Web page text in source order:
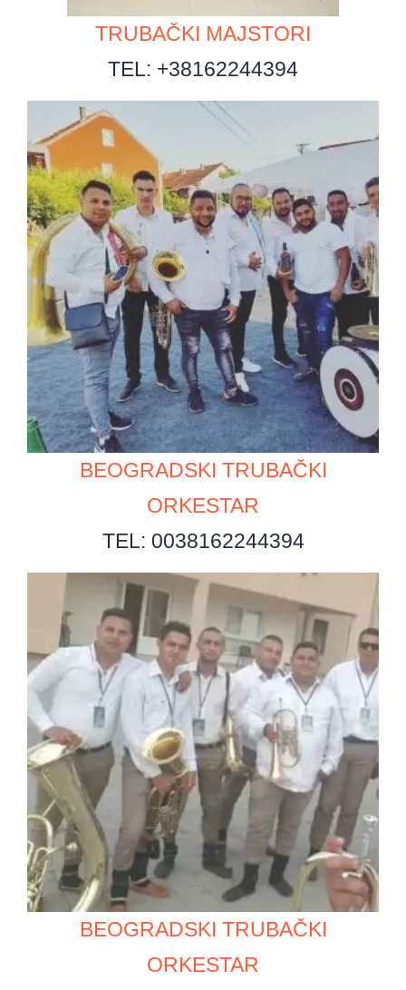
TRUBAČKI MAJSTORI
TEL: +38162244394
BEOGRADSKI TRUBAČKI
ORKESTAR
TEL: 0038162244394
BEOGRADSKI TRUBAČKI
ORKESTAR